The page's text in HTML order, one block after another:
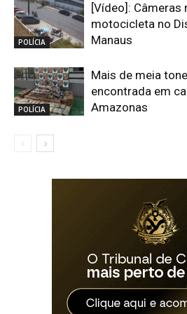
POLÍCIA
[Vídeo]:
motocicleta no
Manaus
POLÍCIA
Mais de meia
encontrada em
Amazonas